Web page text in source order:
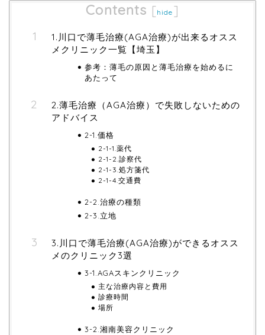
Contents [hide ]
1.川口で薄毛治療(AGA治療)が出来るオスス
メクリニック一覧【埼玉】
参考：薄毛の原因と薄毛治療を始めるに
あたって
2.薄毛治療（AGA治療）で失敗しないための
アドバイス
2-1.価格
2-1-1.薬代
2-1-2.診察代
2-1-3.処方箋代
2-1-4.交通費
2-2.治療の種類
2-3.立地
3.川口で薄毛治療(AGA治療)ができるオスス
メのクリニック3選
3-1.AGAスキンクリニック
主な治療内容と費用
診療時間
場所
3-2.湘南美容クリニック